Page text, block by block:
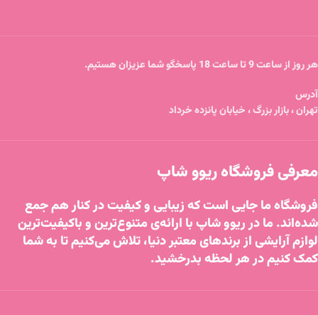
هر روز از ساعت 9 تا ساعت 18 پاسخگو شما عزیزان هستیم.
آدرس
تهران ، بازار بزرگ ، خیابان پانزده خرداد
معرفی فروشگاه ریوو شاپ
فروشگاه ما جایی است که زیبایی و کیفیت در کنار هم جمع
شده‌اند. ما در ریوو شاپ با ارائه‌ی متنوع‌ترین و باکیفیت‌ترین
لوازم آرایشی از برندهای معتبر دنیا، تلاش می‌کنیم تا به شما
کمک کنیم در هر لحظه بدرخشید.